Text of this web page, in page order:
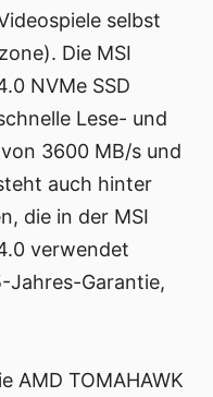
selbst
Die MSI
NVMe SSD
Lese- und
3600 MB/s und
auch hinter
die in der MSI
verwendet
Jahres-Garantie,
AMD TOMAHAWK